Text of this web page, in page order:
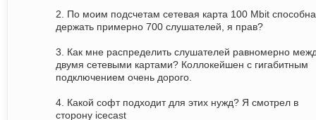
2. По моим подсчетам сетевая карта 100 Mbit способна
держать примерно 700 слушателей, я прав?
3. Как мне распределить слушателей равномерно
двумя сетевыми картами? Коллокейшен с гигабитным
подключением очень дорого.
4. Какой софт подходит для этих нужд? Я смотрел в
сторону icecast